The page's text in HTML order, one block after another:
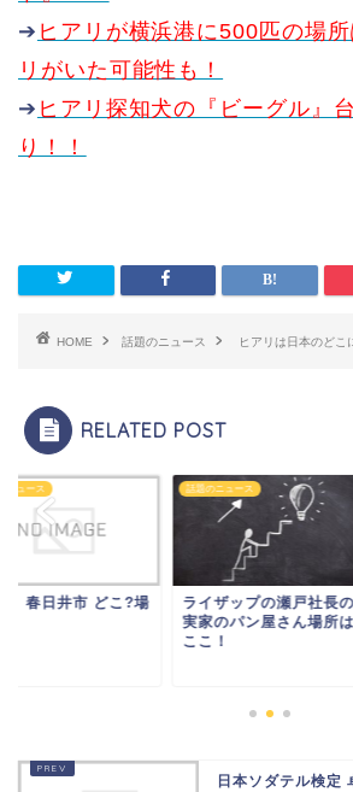
➔ ヒアリが横浜港に500匹の場
リがいた可能性も！
➔ ヒアリ探知犬の『ビーグル』
り！！
HOME 話題のニュース ヒアリは日本のどこ
RELATED POST
ニュース
リ 春日井市 どこ?場
話題のニュース
ライザップの瀬戸社長の
実家のパン屋さん場所は
ここ！
日本ソダテル検定